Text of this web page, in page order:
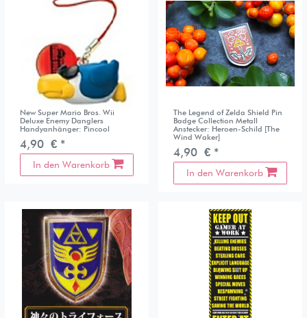
New Super Mario Bros. Wii
Deluxe Enemy Danglers
Handyanhänger: Pincool
4,90 € *
In den Warenkorb
The Legend of Zelda Shield Pin
Badge Collection Metall
Anstecker: Heroen-Schild [The
Wind Waker]
4,90 € *
In den Warenkorb